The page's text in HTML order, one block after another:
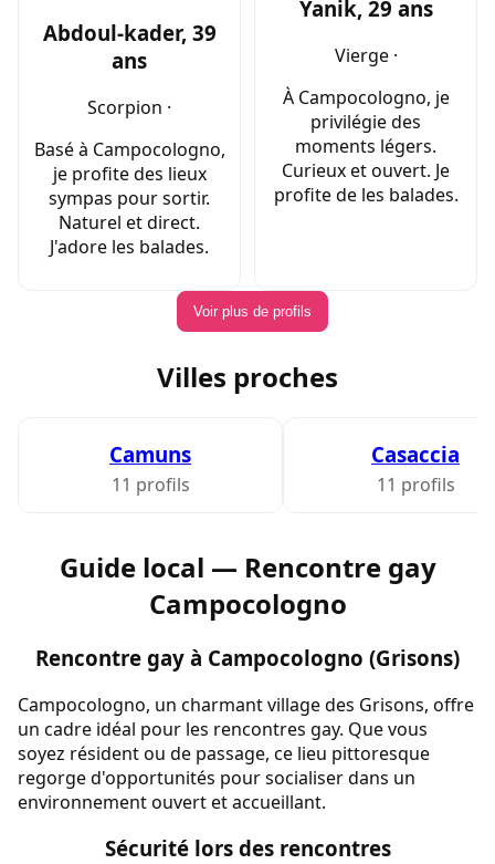
Abdoul-kader, 39
ans
Scorpion ·
Basé à Campocologno,
je profite des lieux
sympas pour sortir.
Naturel et direct.
J'adore les balades.
Yanik, 29 ans
Vierge ·
À Campocologno, je
privilégie des
moments légers.
Curieux et ouvert. Je
profite de les balades.
Voir plus de profils
Villes proches
Camuns
11 profils
Casaccia
11 profils
Guide local — Rencontre gay
Campocologno
Rencontre gay à Campocologno (Grisons)
Campocologno, un charmant village des Grisons, offre
un cadre idéal pour les rencontres gay. Que vous
soyez résident ou de passage, ce lieu pittoresque
regorge d'opportunités pour socialiser dans un
environnement ouvert et accueillant.
Sécurité lors des rencontres